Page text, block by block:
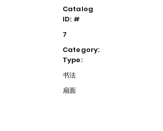
Catalog
ID: #
7
Category:
Type:
书法
扇面